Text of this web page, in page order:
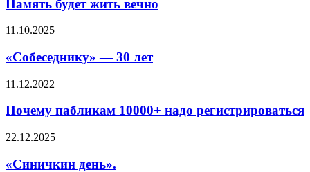
Память будет жить вечно
11.10.2025
«Собеседнику» — 30 лет
11.12.2022
Почему пабликам 10000+ надо регистрироваться
22.12.2025
«Синичкин день».